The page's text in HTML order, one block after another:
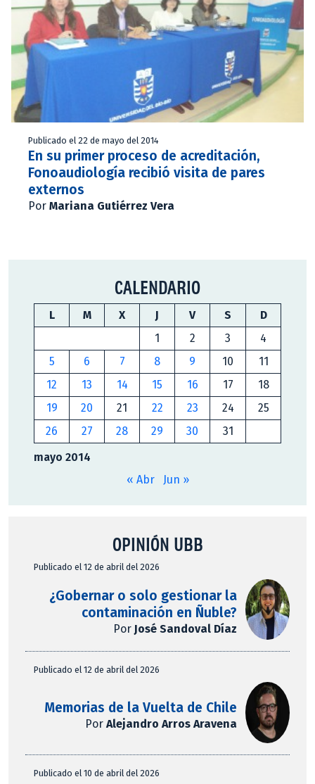
Publicado el 22 de mayo del 2014
En su primer proceso de acreditación,
Fonoaudiología recibió visita de pares
externos
Por Mariana Gutiérrez Vera
CALENDARIO
mayo 2014
L M X J V S
D
1
2 3
4
5
6 7 8 9 10
11
12
13 14 15 16 17
18
19
20 21 22 23 24
25
26
27 28 29 30 31
« Abr Jun »
OPINIÓN UBB
Publicado el 12 de abril del 2026
¿Gobernar o solo gestionar la
contaminación en Ñuble?
Por José Sandoval Díaz
Publicado el 12 de abril del 2026
Memorias de la Vuelta de Chile
PorAlejandro Arros Aravena
Publicado el 10 de abril del 2026